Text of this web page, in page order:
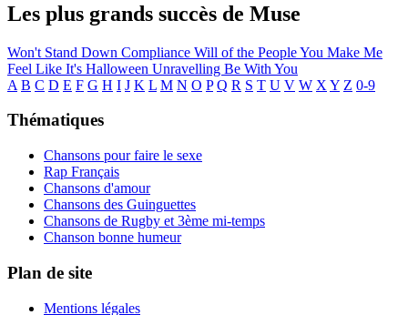
Les plus grands succès de Muse
Won't Stand Down Compliance Will of the PeopleYou Make Me
Feel Like It's Halloween Unravelling Be With You
A B C D E F G H I J K L M N O P Q R S T U V W X Y Z 0-9
Thématiques
Chansons pour faire le sexe
Rap Français
Chansons d'amour
Chansons des Guinguettes
Chansons de Rugby et 3ème mi-temps
Chanson bonne humeur
Plan de site
Mentions légales